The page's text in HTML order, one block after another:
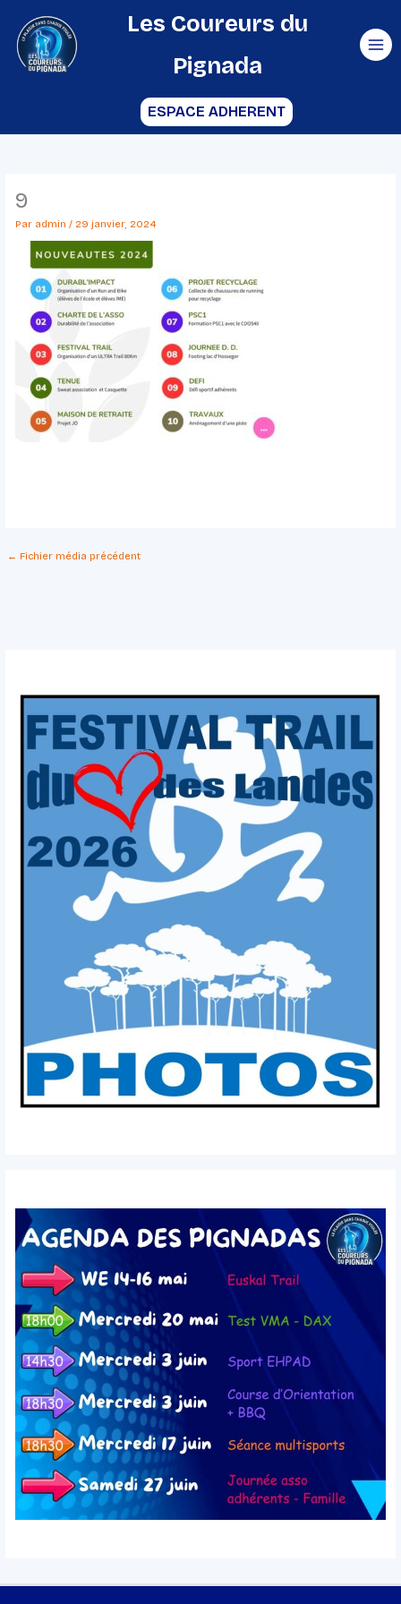
contenu
Les Coureurs du
Pignada
ESPACE ADHERENT
9
Par admin / 29 janvier, 2024
← Fichier média précédent